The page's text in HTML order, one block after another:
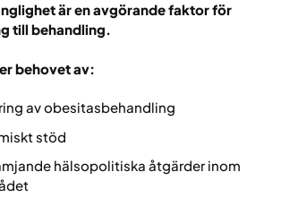
är en avgörande faktor för
till behandling.
behovet av:
av obesitasbehandling
stöd
hälsopolitiska åtgärder inom